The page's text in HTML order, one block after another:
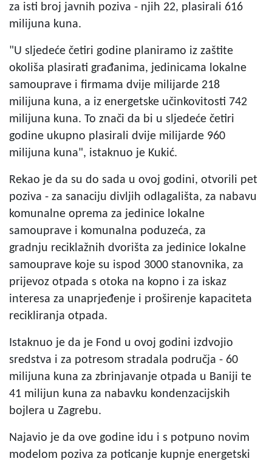
za isti broj javnih poziva - njih 22, plasirali 616
milijuna kuna.
"U sljedeće četiri godine planiramo iz zaštite
okoliša plasirati građanima, jedinicama lokalne
samouprave i firmama dvije milijarde 218
milijuna kuna, a iz energetske učinkovitosti 742
milijuna kuna. To znači da bi u sljedeće četiri
godine ukupno plasirali dvije milijarde 960
milijuna kuna", istaknuo je Kukić.
Rekao je da su do sada u ovoj godini, otvorili pet
poziva - za sanaciju divljih odlagališta, za nabavu
komunalne oprema za jedinice lokalne
samouprave i komunalna poduzeća, za
gradnju reciklažnih dvorišta za jedinice lokalne
samouprave koje su ispod 3000 stanovnika, za
prijevoz otpada s otoka na kopno i za iskaz
interesa za unaprjeđenje i proširenje kapaciteta
recikliranja otpada.
Istaknuo je da je Fond u ovoj godini izdvojio
sredstva i za potresom stradala područja - 60
milijuna kuna za zbrinjavanje otpada u Baniji te
41 milijun kuna za nabavku kondenzacijskih
bojlera u Zagrebu.
Najavio je da ove godine idu i s potpuno novim
modelom poziva za poticanje kupnje energetski